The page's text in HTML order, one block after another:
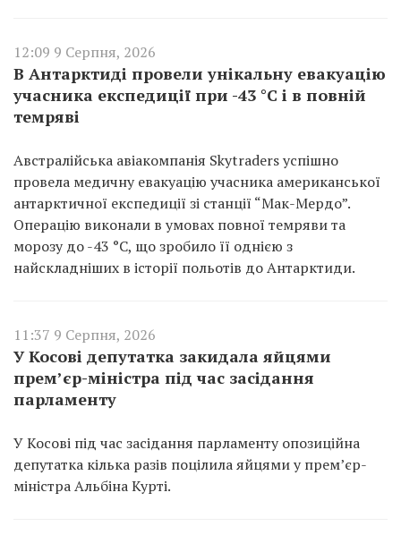
12:09 9 Серпня, 2026
В Антарктиді провели унікальну евакуацію
учасника експедиції при -43 °C і в повній
темряві
Австралійська авіакомпанія Skytraders успішно
провела медичну евакуацію учасника американської
антарктичної експедиції зі станції “Мак-Мердо”.
Операцію виконали в умовах повної темряви та
морозу до -43 °C, що зробило її однією з
найскладніших в історії польотів до Антарктиди.
11:37 9 Серпня, 2026
У Косові депутатка закидала яйцями
прем’єр-міністра під час засідання
парламенту
У Косові під час засідання парламенту опозиційна
депутатка кілька разів поцілила яйцями у прем’єр-
міністра Альбіна Курті.